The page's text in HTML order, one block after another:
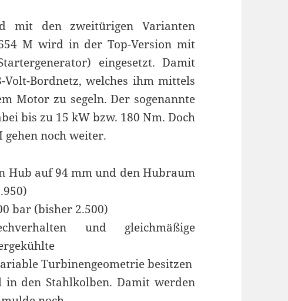
mit den zweitürigen Varianten
M wird in der Top-Version mit
eingesetzt. Damit
Bordnetz, welches ihm mittels
Motor zu segeln. Der sogenannte
bis zu 15 kW bzw. 180 Nm. Doch
gehen noch weiter.
Hub auf 94 mm und den Hubraum
bar (bisher 2.500)
und gleichmäßige
Turbinengeometrie besitzen
den Stahlkolben. Damit werden